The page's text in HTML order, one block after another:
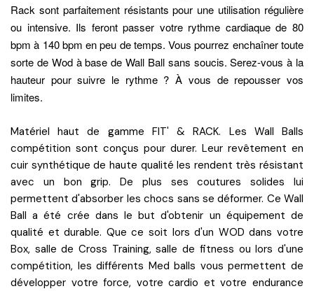
Rack sont parfaitement résistants pour une utilisation régulière
ou intensive. Ils feront passer votre rythme cardiaque de 80
bpm à 140 bpm en peu de temps. Vous pourrez enchaîner toute
sorte de Wod à base de Wall Ball sans soucis. Serez-vous à la
hauteur pour suivre le rythme ? À vous de repousser vos
limites.
Matériel haut de gamme FIT' & RACK. Les Wall Balls
compétition sont conçus pour durer. Leur revêtement en
cuir synthétique de haute qualité les rendent très résistant
avec un bon grip. De plus ses coutures solides lui
permettent d'absorber les chocs sans se déformer. Ce Wall
Ball a été crée dans le but d'obtenir un équipement de
qualité et durable. Que ce soit lors d'un WOD dans votre
Box, salle de Cross Training, salle de fitness ou lors d'une
compétition, les différents Med balls vous permettent de
développer votre force, votre cardio et votre endurance